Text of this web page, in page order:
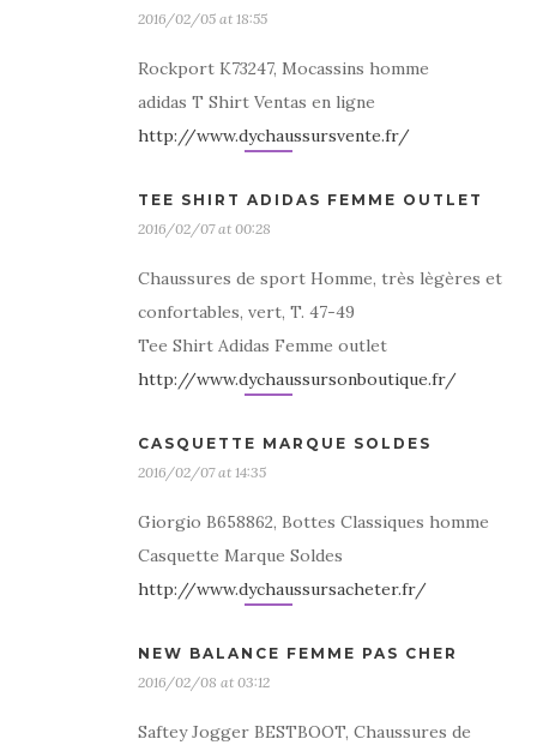
2016/02/05 at 18:55
Rockport K73247, Mocassins homme
adidas T Shirt Ventas en ligne
http://www.dychaussursvente.fr/
TEE SHIRT ADIDAS FEMME OUTLET
2016/02/07 at 00:28
Chaussures de sport Homme, très lègères et
confortables, vert, T. 47-49
Tee Shirt Adidas Femme outlet
http://www.dychaussursonboutique.fr/
CASQUETTE MARQUE SOLDES
2016/02/07 at 14:35
Giorgio B658862, Bottes Classiques homme
Casquette Marque Soldes
http://www.dychaussursacheter.fr/
NEW BALANCE FEMME PAS CHER
2016/02/08 at 03:12
Saftey Jogger BESTBOOT, Chaussures de